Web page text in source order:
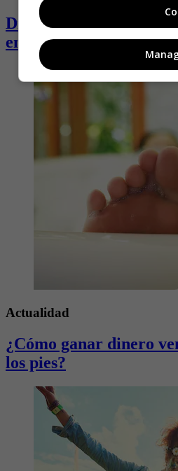
Día de la Madre: 10
en esta fecha
Actualidad
¿Cómo ganar dinero
los pies?